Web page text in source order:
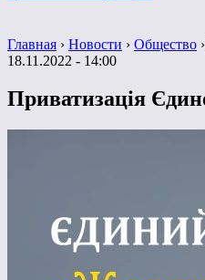
Главная › Новости › Общество ›
18.11.2022 - 14:00
Приватизація